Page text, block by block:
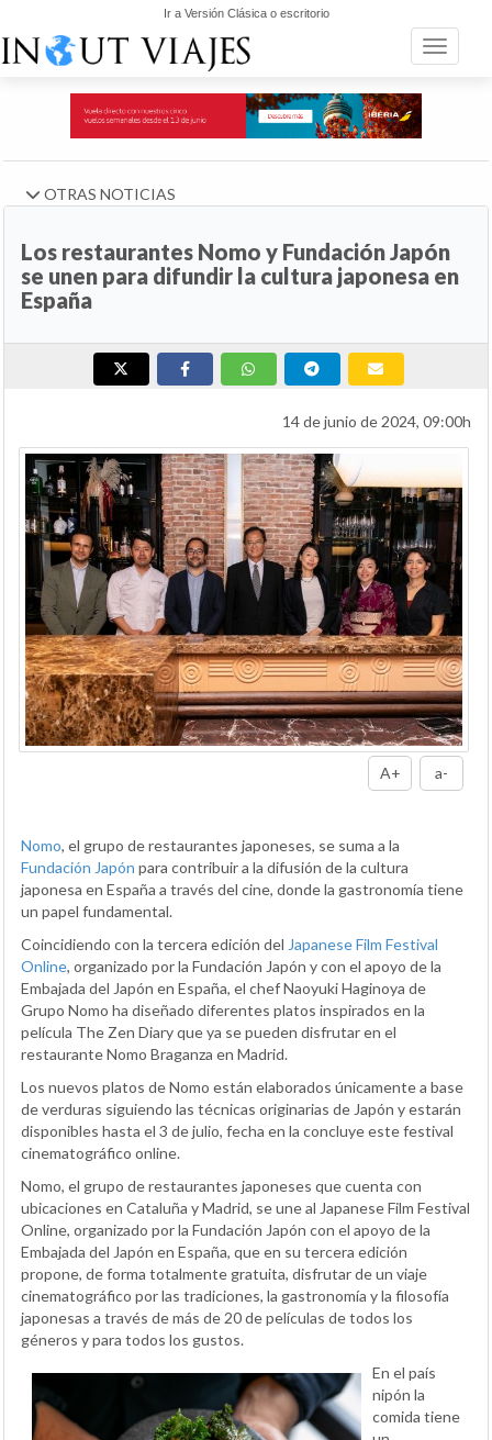
Ir a Versión Clásica o escritorio
Toggle
OTRAS NOTICIAS
Los restaurantes Nomo y Fundación Japón
se unen para difundir la cultura japonesa en
España
14 de junio de 2024, 09:00h
A+ a-
Nomo, el grupo de restaurantes japoneses, se suma a la
Fundación Japón para contribuir a la difusión de la cultura
japonesa en España a través del cine, donde la gastronomía tiene
un papel fundamental.
Coincidiendo con la tercera edición del Japanese Film Festival
Online, organizado por la Fundación Japón y con el apoyo de la
Embajada del Japón en España, el chef Naoyuki Haginoya de
Grupo Nomo ha diseñado diferentes platos inspirados en la
película The Zen Diary que ya se pueden disfrutar en el
restaurante Nomo Braganza en Madrid.
Los nuevos platos de Nomo están elaborados únicamente a base
de verduras siguiendo las técnicas originarias de Japón y estarán
disponibles hasta el 3 de julio, fecha en la concluye este festival
cinematográfico online.
Nomo, el grupo de restaurantes japoneses que cuenta con
ubicaciones en Cataluña y Madrid, se une al Japanese Film Festival
Online, organizado por la Fundación Japón con el apoyo de la
Embajada del Japón en España, que en su tercera edición
propone, de forma totalmente gratuita, disfrutar de un viaje
cinematográfico por las tradiciones, la gastronomía y la filosofía
japonesas a través de más de 20 de películas de todos los
géneros y para todos los gustos.
En el país
nipón la
comida tiene